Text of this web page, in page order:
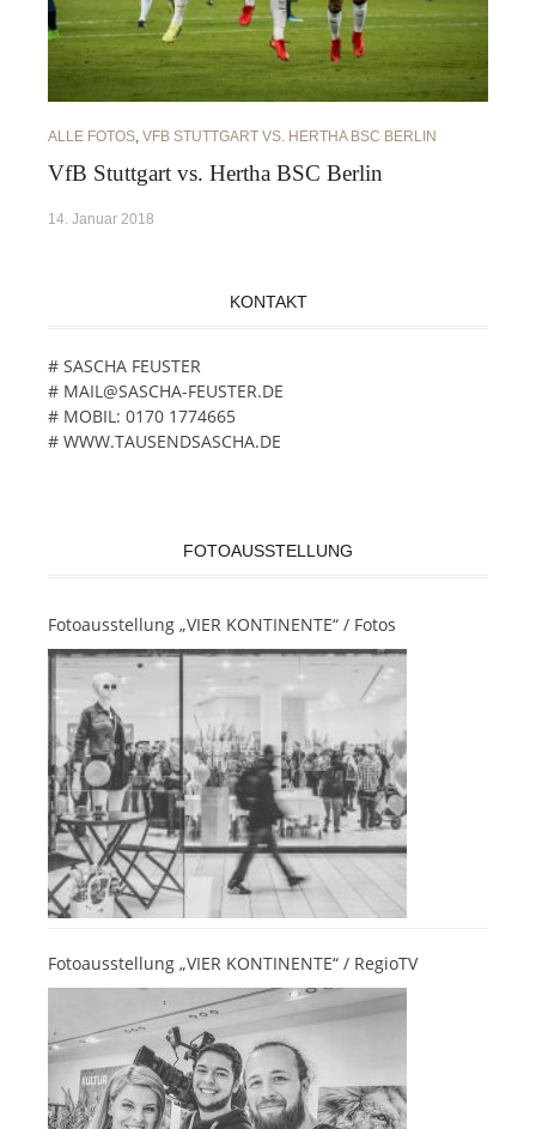
ALLE FOTOS VFB STUTTGART VS. HERTHA BSC BERLIN
VfB Stuttgart vs. Hertha BSC Berlin
14. Januar 2018
KONTAKT
# SASCHA FEUSTER
# MAIL@SASCHA-FEUSTER.DE
# MOBIL: 0170 1774665
# WWW.TAUSENDSASCHA.DE
FOTOAUSSTELLUNG
Fotoausstellung „VIER KONTINENTE“ / Fotos
Fotoausstellung „VIER KONTINENTE“ / RegioTV